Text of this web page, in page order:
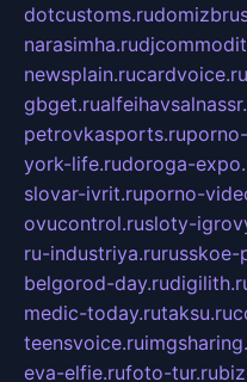
dotcustoms.ru
narasimha.ru
newsplain.rucardvoice.ru
gbget.ru
petrovkasports.ru
york-life.rudoroga-
slovar-ivrit.ruporno-
ovucontrol.rusloty-
ru-industriya.rurusskoe-
belgorod-day.ru
medic-today.rutaksu.ru
teensvoice.ru
eva-elfie.rufoto-tur.ru